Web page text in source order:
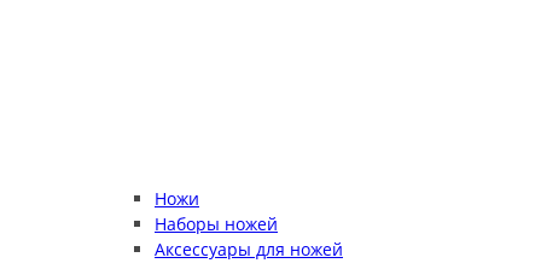
Ножи
Наборы ножей
Аксессуары для ножей